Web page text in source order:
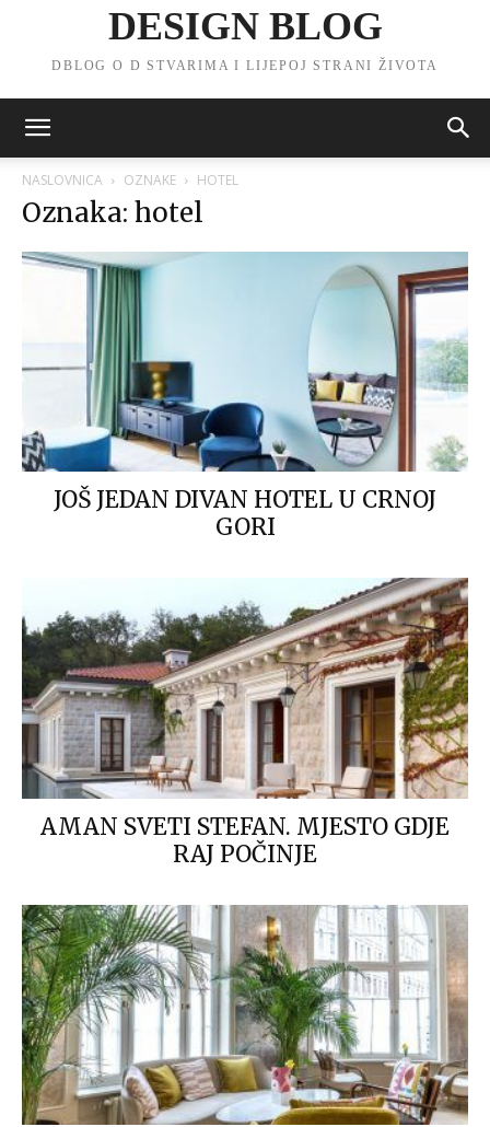
DESIGN BLOG
DBLOG O D STVARIMA I LIJEPOJ STRANI ŽIVOTA
NASLOVNICA OZNAKE HOTEL
Oznaka: hotel
JOŠ JEDAN DIVAN HOTEL U CRNOJ
GORI
AMAN SVETI STEFAN. MJESTO GDJE
RAJ POČINJE